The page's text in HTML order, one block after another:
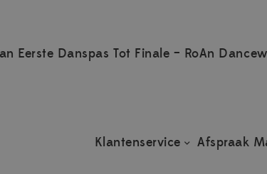
Eerste Danspas Tot Finale – RoAn
Klantenservice Afspraak